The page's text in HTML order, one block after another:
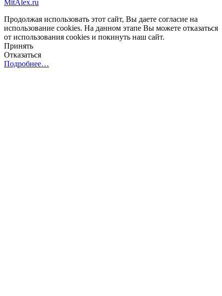
MitAlex.ru
Продолжая использовать этот сайт, Вы даете согласие на
использование cookies. На данном этапе Вы можете отказаться
от использования cookies и покинуть наш сайт.
Принять
Отказаться
Подробнее…